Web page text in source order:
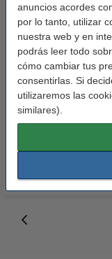
anuncios acordes
por lo tanto, utilizar
nuestra web y en
podrás leer todo
cómo cambiar tus
consentirlas. Si
utilizaremos las
similares).
123tinta Carpeta
plastico azul 50mm |